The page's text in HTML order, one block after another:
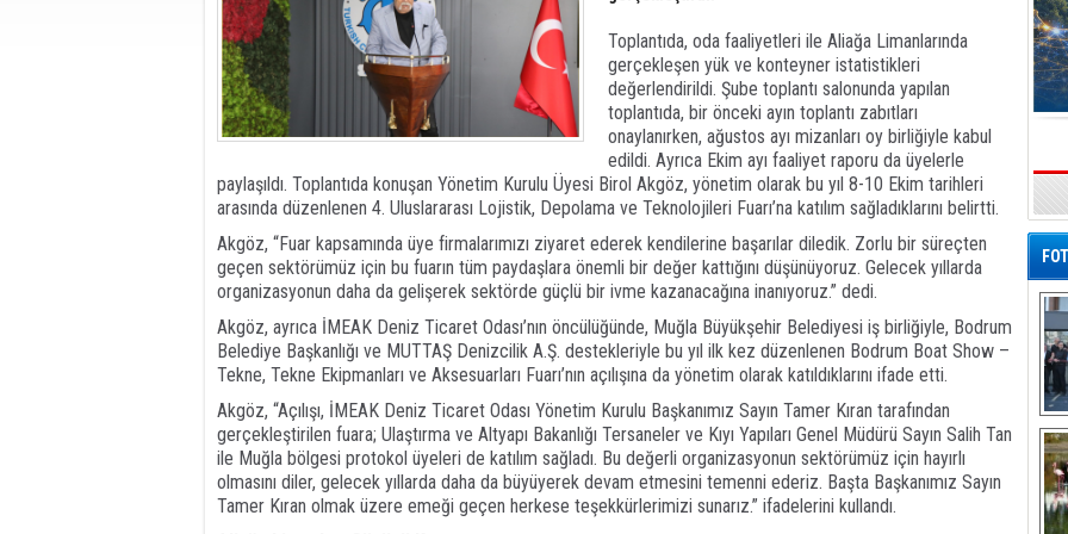
Toplantıda, oda faaliyetleri ile Aliağa Limanlarında
gerçekleşen yük ve konteyner istatistikleri
değerlendirildi. Şube toplantı salonunda yapılan
toplantıda, bir önceki ayın toplantı zabıtları
onaylanırken, ağustos ayı mizanları oy birliğiyle kabul
edildi. Ayrıca Ekim ayı faaliyet raporu da üyelerle
paylaşıldı. Toplantıda konuşan Yönetim Kurulu Üyesi Birol Akgöz, yönetim olarak bu yıl 8-10 Ekim tarihleri
arasında düzenlenen 4. Uluslararası Lojistik, Depolama ve Teknolojileri Fuarı’na katılım sağladıklarını belirtti.
Akgöz, “Fuar kapsamında üye firmalarımızı ziyaret ederek kendilerine başarılar diledik. Zorlu bir süreçten
geçen sektörümüz için bu fuarın tüm paydaşlara önemli bir değer kattığını düşünüyoruz. Gelecek yıllarda
organizasyonun daha da gelişerek sektörde güçlü bir ivme kazanacağına inanıyoruz.” dedi.
Akgöz, ayrıca İMEAK Deniz Ticaret Odası’nın öncülüğünde, Muğla Büyükşehir Belediyesi iş birliğiyle, Bodrum
Belediye Başkanlığı ve MUTTAŞ Denizcilik A.Ş. destekleriyle bu yıl ilk kez düzenlenen Bodrum Boat Show –
Tekne, Tekne Ekipmanları ve Aksesuarları Fuarı’nın açılışına da yönetim olarak katıldıklarını ifade etti.
Akgöz, “Açılışı, İMEAK Deniz Ticaret Odası Yönetim Kurulu Başkanımız Sayın Tamer Kıran tarafından
gerçekleştirilen fuara; Ulaştırma ve Altyapı Bakanlığı Tersaneler ve Kıyı Yapıları Genel Müdürü Sayın Salih Tan
ile Muğla bölgesi protokol üyeleri de katılım sağladı. Bu değerli organizasyonun sektörümüz için hayırlı
olmasını diler, gelecek yıllarda daha da büyüyerek devam etmesini temenni ederiz. Başta Başkanımız Sayın
Tamer Kıran olmak üzere emeği geçen herkese teşekkürlerimizi sunarız.” ifadelerini kullandı.